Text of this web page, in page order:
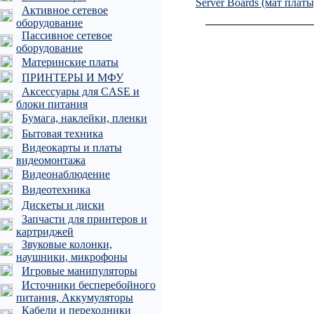
Активное сетевое
оборудование
Пассивное сетевое
оборудование
Материнские платы
ПРИНТЕРЫ И МФУ
Аксессуары для CASE и
блоки питания
Бумага, наклейки, пленки
Бытовая техника
Видеокарты и платы
видеомонтажа
Видеонаблюдение
Видеотехника
Дискеты и диски
Запчасти для принтеров и
картриджей
Звуковые колонки,
наушники, микрофоны
Игровые манипуляторы
Источники бесперебойного
питания, Аккумуляторы
Кабели и переходники
Server Boards (мат